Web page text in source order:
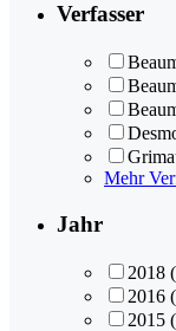
Verfasser
Mehr
Jahr
2018
2016
2015